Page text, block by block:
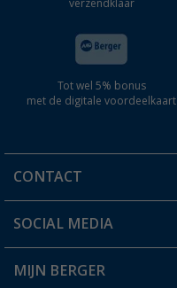
verzendklaar
Tot wel 5% bonus
met de digitale voordeelkaart
CONTACT
Een vraag?
Winkel vinden
SOCIAL MEDIA
MIJN BERGER